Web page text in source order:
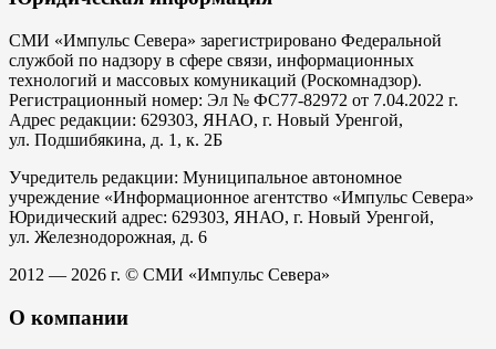
СМИ «Импульс Севера» зарегистрировано Федеральной
службой по надзору в сфере связи, информационных
технологий и массовых комуникаций (Роскомнадзор).
Регистрационный номер: Эл № ФС77-82972 от 7.04.2022 г.
Адрес редакции: 629303, ЯНАО, г. Новый Уренгой,
ул. Подшибякина, д. 1, к. 2Б
Учредитель редакции: Муниципальное автономное
учреждение «Информационное агентство «Импульс Севера»
Юридический адрес: 629303, ЯНАО, г. Новый Уренгой,
ул. Железнодорожная, д. 6
2012 — 2026 г. © СМИ «Импульс Севера»
О компании